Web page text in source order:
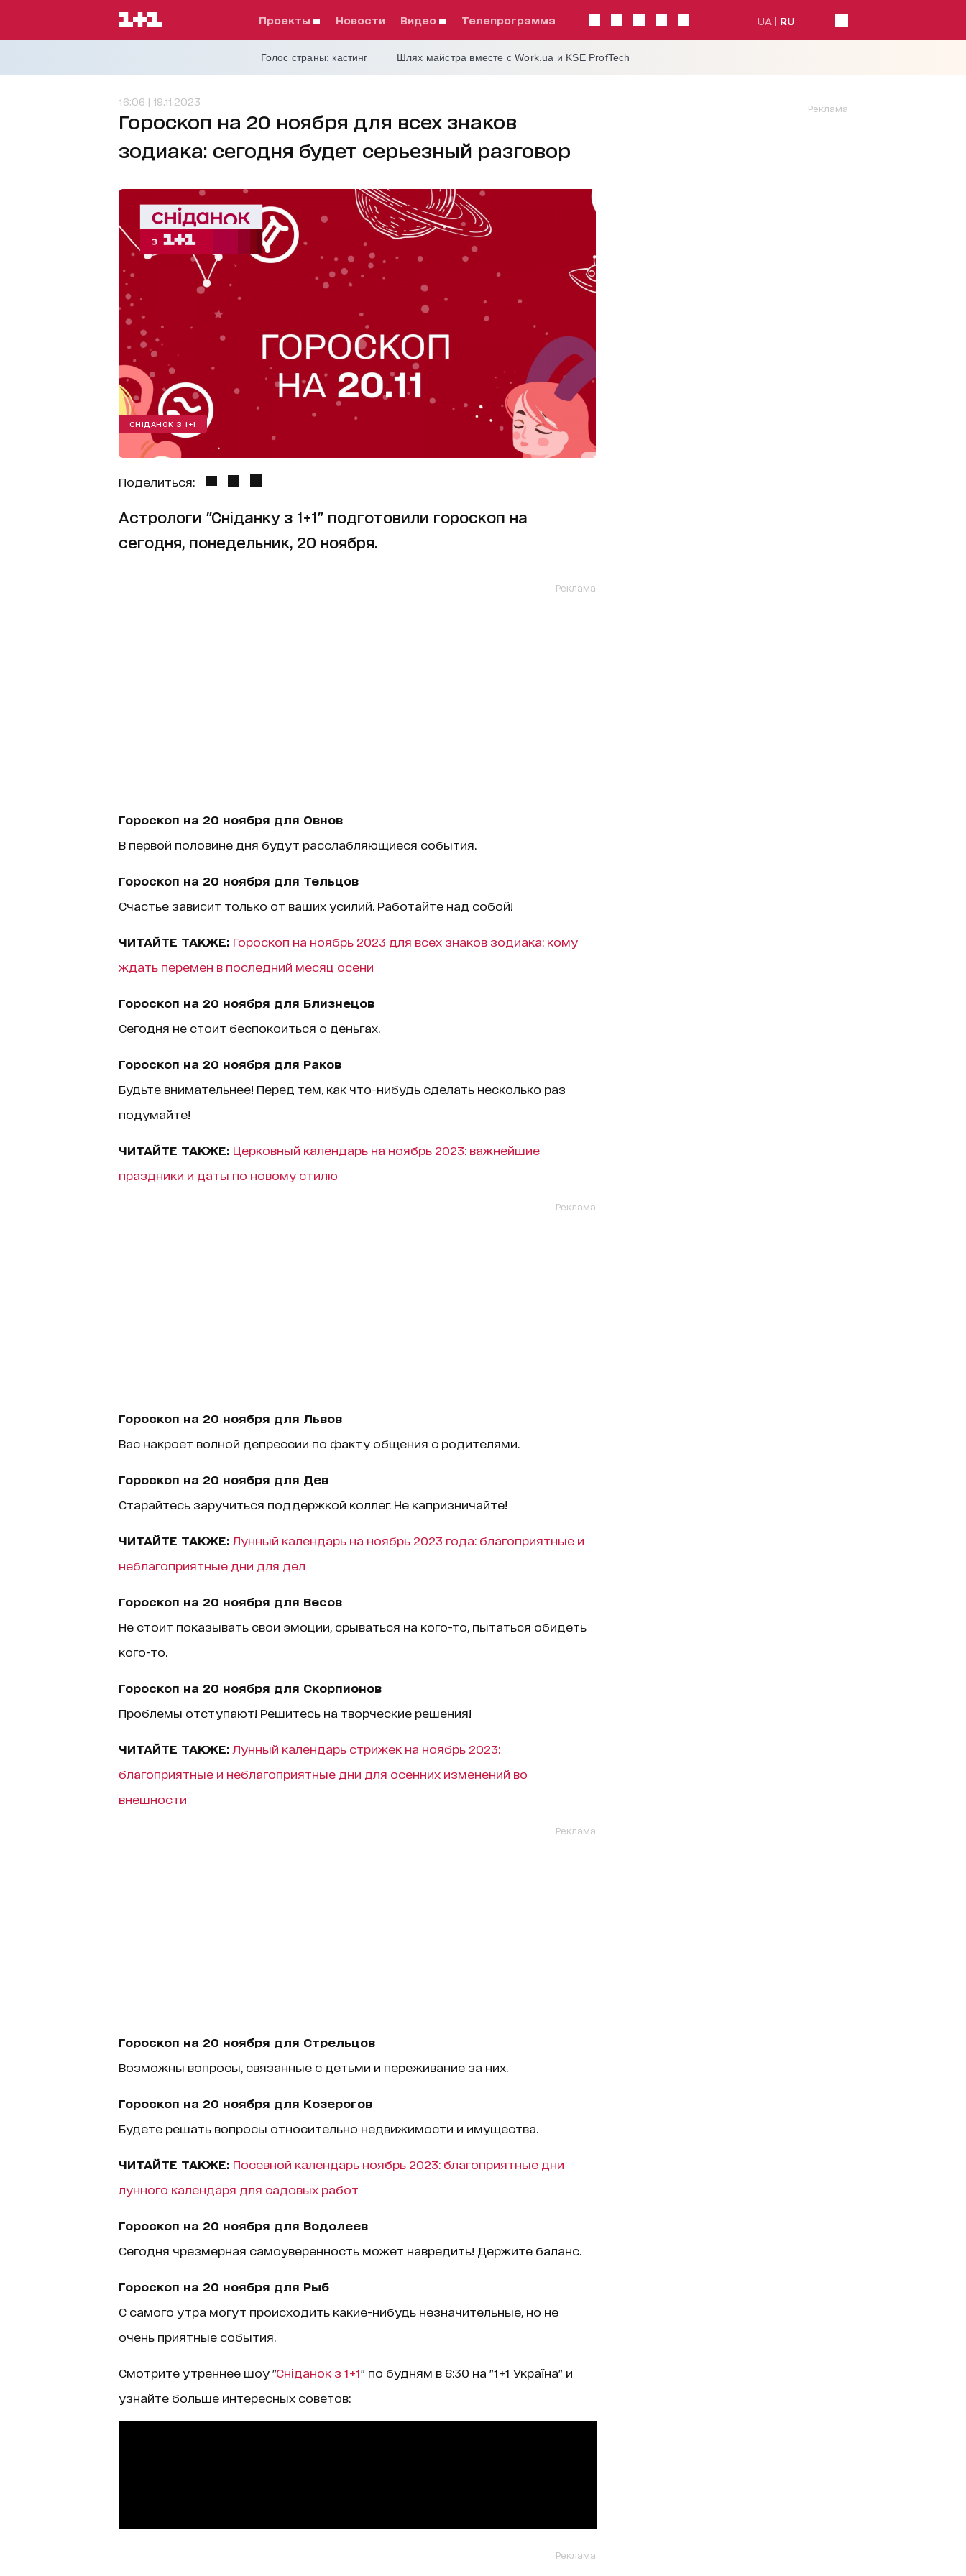
проекты Новости видео телепрограмма UA RU
Голос страны: кастинг Шлях майстра вместе с Work.ua и KSE ProfTech
16:06 | 19.11.2023
Гороскоп на 20 ноября для всех знаков
зодиака: сегодня будет серьезный разговор
СНІДАНОК З 1+1
Поделиться:
Астрологи "Сніданку з 1+1" подготовили гороскоп на
сегодня, понедельник, 20 ноября.
Реклама
Гороскоп на 20 ноября для Овнов
В первой половине дня будут расслабляющиеся события.
Гороскоп на 20 ноября для Тельцов
Счастье зависит только от ваших усилий. Работайте над собой!
ЧИТАЙТЕ ТАКЖЕ: Гороскоп на ноябрь 2023 для всех знаков зодиака: кому
ждать перемен в последний месяц осени
Гороскоп на 20 ноября для Близнецов
Сегодня не стоит беспокоиться о деньгах.
Гороскоп на 20 ноября для Раков
Будьте внимательнее! Перед тем, как что-нибудь сделать несколько раз
подумайте!
ЧИТАЙТЕ ТАКЖЕ: Церковный календарь на ноябрь 2023: важнейшие
праздники и даты по новому стилю
Реклама
Гороскоп на 20 ноября для Львов
Вас накроет волной депрессии по факту общения с родителями.
Гороскоп на 20 ноября для Дев
Старайтесь заручиться поддержкой коллег. Не капризничайте!
ЧИТАЙТЕ ТАКЖЕ: Лунный календарь на ноябрь 2023 года: благоприятные и
неблагоприятные дни для дел
Гороскоп на 20 ноября для Весов
Не стоит показывать свои эмоции, срываться на кого-то, пытаться обидеть
кого-то.
Гороскоп на 20 ноября для Скорпионов
Проблемы отступают! Решитесь на творческие решения!
ЧИТАЙТЕ ТАКЖЕ: Лунный календарь стрижек на ноябрь 2023:
благоприятные и неблагоприятные дни для осенних изменений во
внешности
Реклама
Гороскоп на 20 ноября для Стрельцов
Возможны вопросы, связанные с детьми и переживание за них.
Гороскоп на 20 ноября для Козерогов
Будете решать вопросы относительно недвижимости и имущества.
ЧИТАЙТЕ ТАКЖЕ: Посевной календарь ноябрь 2023: благоприятные дни
лунного календаря для садовых работ
Гороскоп на 20 ноября для Водолеев
Сегодня чрезмерная самоуверенность может навредить! Держите баланс.
Гороскоп на 20 ноября для Рыб
С самого утра могут происходить какие-нибудь незначительные, но не
очень приятные события.
Смотрите утреннее шоу "Сніданок з 1+1" по будням в 6:30 на "1+1 Україна" и
узнайте больше интересных советов:
Реклама
Реклама